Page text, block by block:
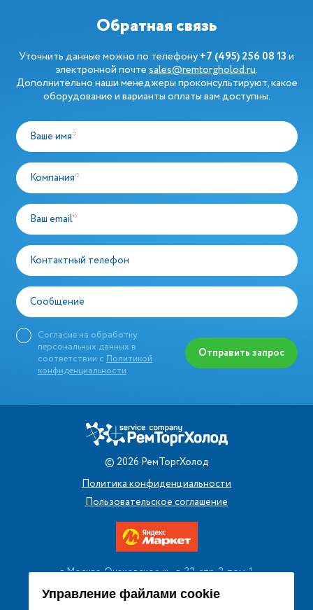
Управление файлами cookie
Обратная связь
Уточнить данные можно по телефону+7 (495) 256 08 13и
электронной почтеsales@remtorgholod.ru.
Дополнительно наши менеджеры проконсультируют, какое
оборудование и варианты оплаты вам доступны.
Ваше имя*
Компания*
Ваш email*
Контактный телефон
Сообщение
Согласие на обработку
персональных данных в
соответствии с Политикой
конфиденциальности
Отправить запрос
© 2026 РемТоргХолод
Политика конфиденциальности
Пользовательское соглашение
г. Москва, Очаковское ш., д. 32, стр. 2, пом. 1
+7 (495) 256 08 13